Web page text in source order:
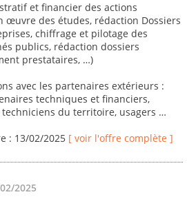
et financier des actions
œuvre des études, rédaction Dossiers
chiffrage et pilotage des
publics, rédaction dossiers
prestataires, …)
avec les partenaires extérieurs :
techniques et financiers,
techniciens du territoire, usagers …
: 13/02/2025 [ voir l'offre complète ]
2025